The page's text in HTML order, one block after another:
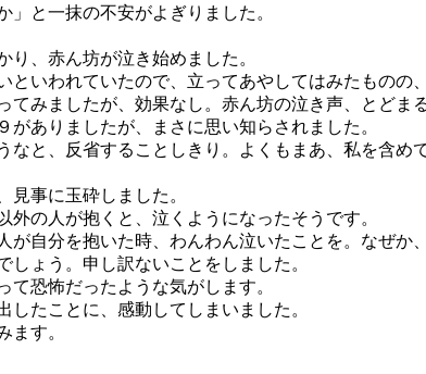
と一抹の不安がよぎりました。
、赤ん坊が泣き始めました。
いわれていたので、立ってあやしてはみたものの
みましたが、効果なし。赤ん坊の泣き声、とどま
ありましたが、まさに思い知らされました。
と、反省することしきり。よくもまあ、私を含め
事に玉砕しました。
の人が抱くと、泣くようになったそうです。
自分を抱いた時、わんわん泣いたことを。なぜか
ょう。申し訳ないことをしました。
恐怖だったような気がします。
たことに、感動してしまいました。
ます。